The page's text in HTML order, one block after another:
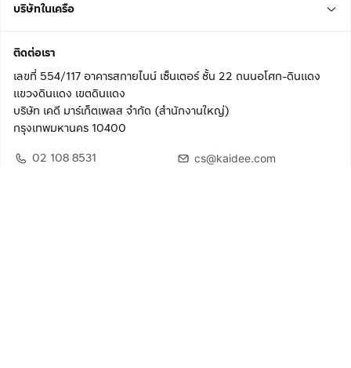
บริษัทในเครือ
ติดต่อเรา
เลขที่ 554/117 อาคารสกายไนน์ เซ็นเตอร์ ชั้น 22 ถนนอโศก-ดินแดง
แขวงดินแดง เขตดินแดง
บริษัท เคดี มาร์เก็ตเพลส จำกัด (สำนักงานใหญ่)
กรุงเทพมหานคร 10400
02 108 8531
cs@kaidee.com